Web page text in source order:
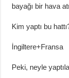
bayağı bir hava
Kim yaptı bu
İngiltere+Fransa
Peki, neyle